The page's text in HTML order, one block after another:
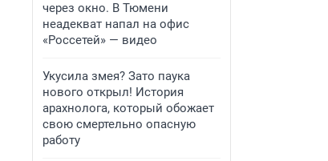
через окно. В Тюмени
неадекват напал на офис
«Россетей» — видео
Укусила змея? Зато паука
нового открыл! История
арахнолога, который обожает
свою смертельно опасную
работу